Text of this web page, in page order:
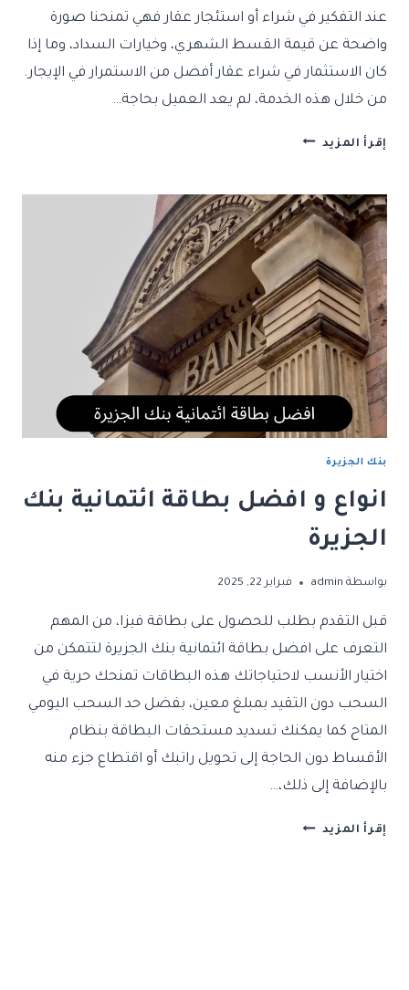
عند التفكير في شراء أو استئجار عقار فهي تمنحنا صورة
واضحة عن قيمة القسط الشهري، وخيارات السداد، وما إذا
كان الاستثمار في شراء عقار أفضل من الاستمرار في الإيجار.
من خلال هذه الخدمة، لم يعد العميل بحاجة…
إقرأ المزيد حاسبة
بنك
الجزيرة
لحساب
القسط
بدقة
بنك الجزيرة
انواع و افضل بطاقة ائتمانية بنك
الجزيرة
بواسطة admin فبراير 22, 2025
قبل التقدم بطلب للحصول على بطاقة فيزا، من المهم
التعرف على افضل بطاقة ائتمانية بنك الجزيرة لتتمكن من
اختيار الأنسب لاحتياجاتك هذه البطاقات تمنحك حرية في
السحب دون التقيد بمبلغ معين، بفضل حد السحب اليومي
المتاح كما يمكنك تسديد مستحقات البطاقة بنظام
الأقساط دون الحاجة إلى تحويل راتبك أو اقتطاع جزء منه
بالإضافة إلى ذلك،…
إقرأ المزيد انواع